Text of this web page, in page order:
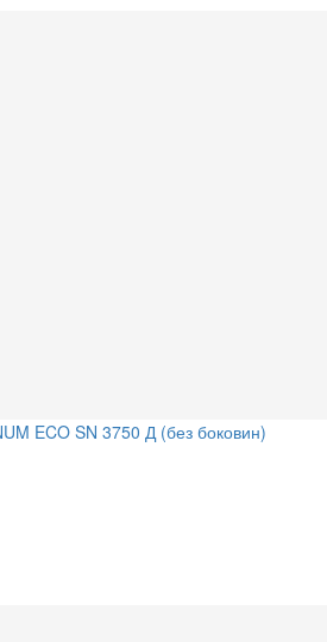
ECO SN 3750 Д (без боковин)